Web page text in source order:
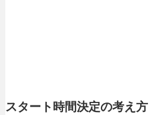
スタート時間決定の考え方